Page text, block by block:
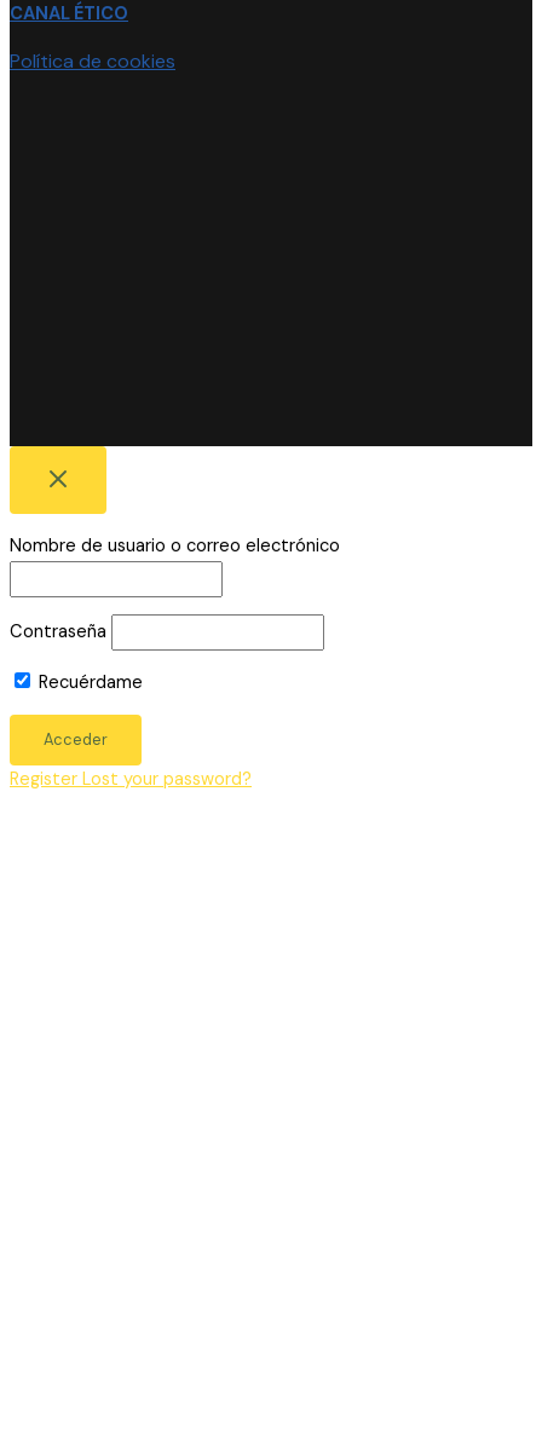
CANAL ÉTICO
Política de cookies
Nombre de usuario o correo electrónico
Contraseña
Recuérdame
Register Lost your password?